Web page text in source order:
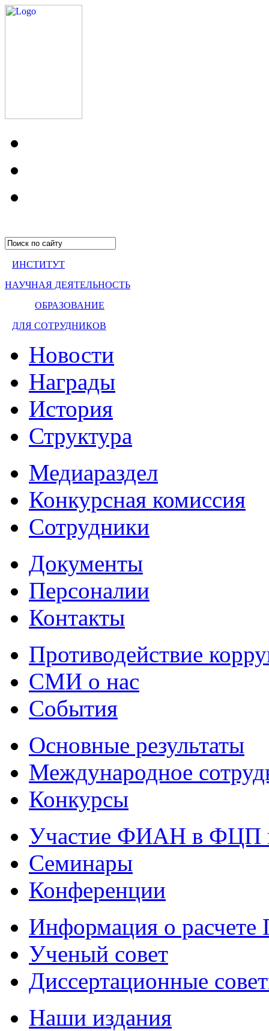
ИНСТИТУТ
НАУЧНАЯ ДЕЯТЕЛЬНОСТЬ
ОБРАЗОВАНИЕ
ДЛЯ СОТРУДНИКОВ
Новости
Награды
История
Структура
Медиараздел
Конкурсная комиссия
Сотрудники
Документы
Персоналии
Контакты
Противодействие
СМИ о нас
События
Основные результаты
Международное
Конкурсы
Участие ФИАН в ФЦП
Семинары
Конференции
Информация о
Ученый совет
Диссертационные
Наши издания